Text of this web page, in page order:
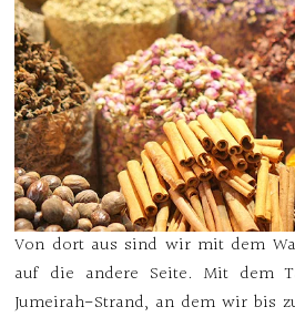
Von dort aus sind wir mit dem
auf die andere Seite. Mit dem
Jumeirah-Strand, an dem wir bis